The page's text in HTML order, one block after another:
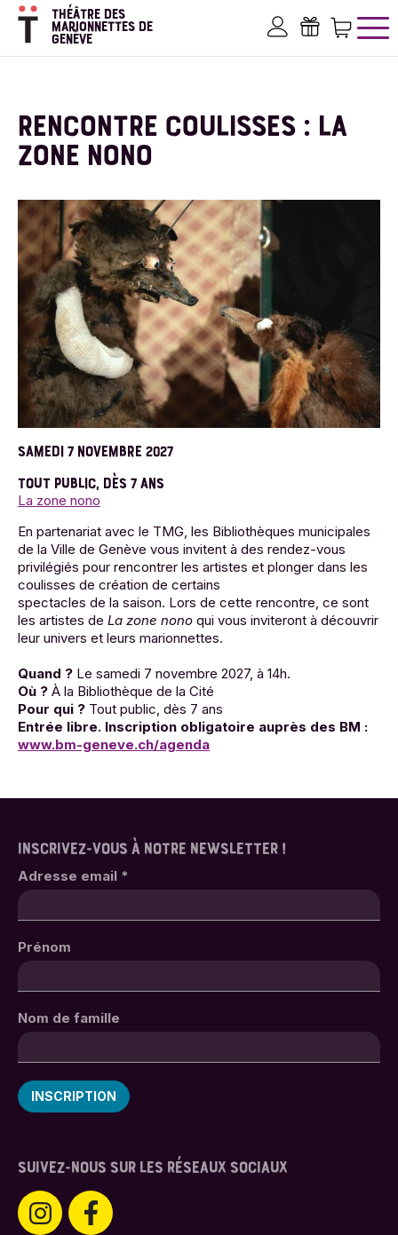
Aller
contenu
THÉÂTRE DES
MARIONNETTES DE
GENÈVE
RENCONTRE COULISSES : LA
ZONE NONO
SAMEDI 7 NOVEMBRE 2027
TOUT PUBLIC, DÈS 7 ANS
La zone nono
En partenariat avec le TMG, les Bibliothèques municipales
de la Ville de Genève vous invitent à des rendez-vous
privilégiés pour rencontrer les artistes et plonger dans les
coulisses de création de certains
spectacles de la saison. Lors de cette rencontre, ce sont
les artistes de La zone nono qui vous inviteront à découvrir
leur univers et leurs marionnettes.
Quand ? Le samedi 7 novembre 2027, à 14h.
Où ? À la Bibliothèque de la Cité
Pour qui ? Tout public, dès 7 ans
Entrée libre. Inscription obligatoire auprès des BM :
www.bm-geneve.ch/agenda
INSCRIVEZ-VOUS À NOTRE NEWSLETTER !
Adresse email *
Prénom
Nom de famille
SUIVEZ-NOUS SUR LES RÉSEAUX SOCIAUX